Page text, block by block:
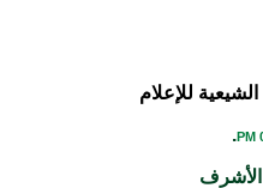
للإعلام
.